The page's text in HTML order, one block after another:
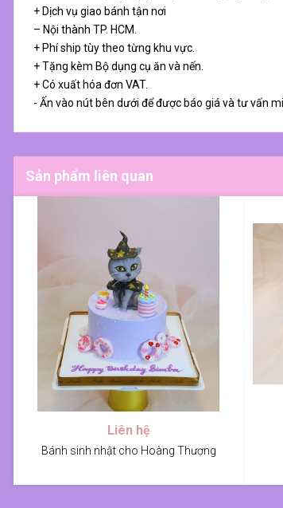
+ Dịch vụ giao bánh tận nơi
– Nội thành TP. HCM.
+ Phí ship tùy theo từng khu vực.
+ Tặng kèm Bộ dụng cụ ăn và nến.
+ Có xuất hóa đơn VAT.
- Ấn vào nút bên dưới để được báo giá và tư vấn
Sản phẩm liên quan
Liên hệ
Bánh sinh nhật cho Hoàng Thượng